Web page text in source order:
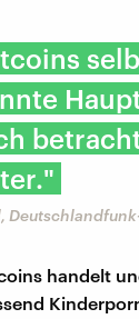
handelt